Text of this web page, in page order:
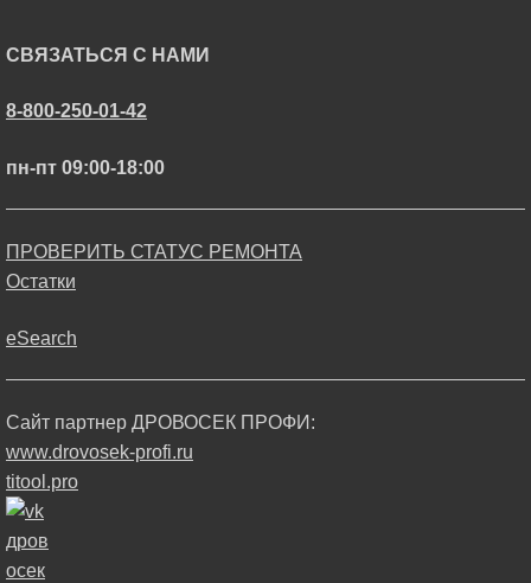
СВЯЗАТЬСЯ С НАМИ
8-800-250-01-42
пн-пт 09:00-18:00
ПРОВЕРИТЬ СТАТУС РЕМОНТА
Остатки
eSearch
Сайт партнер ДРОВОСЕК ПРОФИ:
www.drovosek-profi.ru
titool.pro